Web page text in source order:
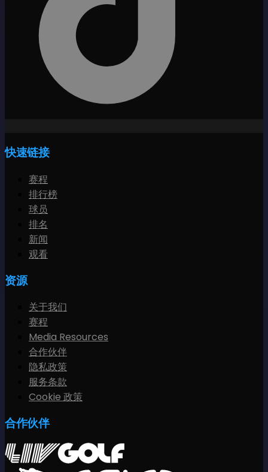
快速链接
赛程
排行榜
球员
排名
新闻
观看
资源
关于我们
赛程
Media Resources
合作伙伴
隐私政策
服务条款
Cookie 政策
合作伙伴